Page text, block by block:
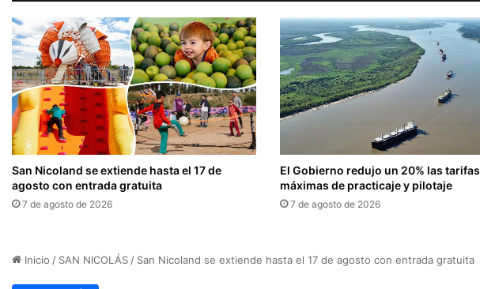
San Nicoland se extiende hasta el 17 de
agosto con entrada gratuita
7 de agosto de 2026
El Gobierno redujo un 20% las tarifas
máximas de practicaje y pilotaje
7 de agosto de 2026